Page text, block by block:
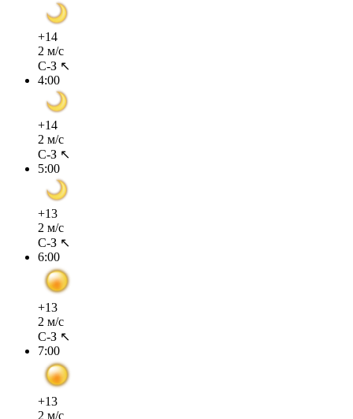
+14
2 м/с
С-З ↖
4:00
+14
2 м/с
С-З ↖
5:00
+13
2 м/с
С-З ↖
6:00
+13
2 м/с
С-З ↖
7:00
+13
2 м/с